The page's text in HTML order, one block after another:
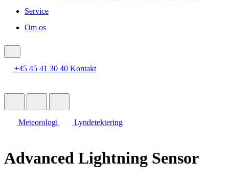
Service
Om os
+45 45 41 30 40 Kontakt
Meteorologi Lyndetektering
Advanced Lightning Sensor